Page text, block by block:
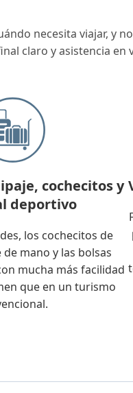
necesita viajar, y
claro y asistencia
cochecitos y
deportivo
los cochecitos de
mano y las bolsas
mucha más facilidad
que en un turismo